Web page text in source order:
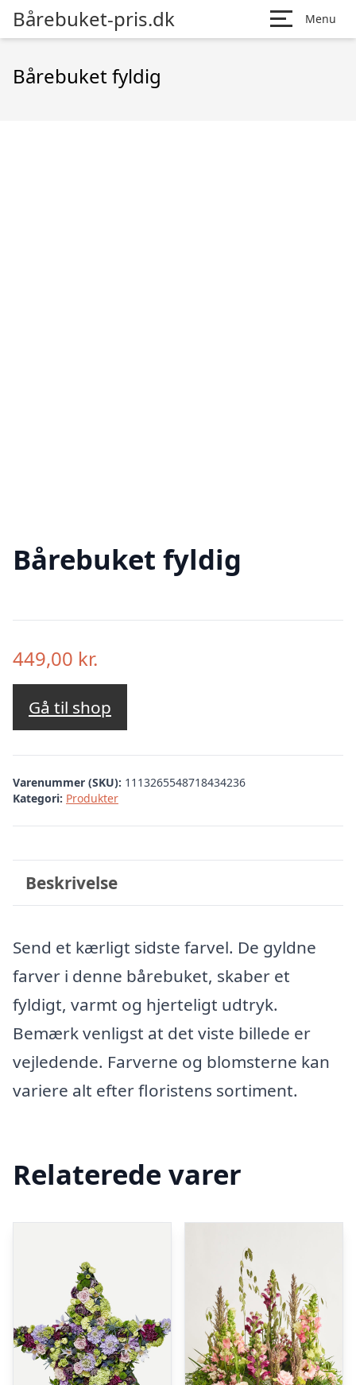
Bårebuket-pris.dk Menu
Bårebuket fyldig
Bårebuket fyldig
449,00 kr.
Gå til shop
Varenummer (SKU): 1113265548718434236
Kategori: Produkter
Beskrivelse
Send et kærligt sidste farvel. De gyldne
farver i denne bårebuket, skaber et
fyldigt, varmt og hjerteligt udtryk.
Bemærk venligst at det viste billede er
vejledende. Farverne og blomsterne kan
variere alt efter floristens sortiment.
Relaterede varer